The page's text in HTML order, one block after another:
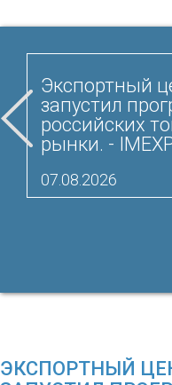
Экспортный
запустил
российских
рынки. -
07.08.2026
ЭКСПОРТНЫЙ